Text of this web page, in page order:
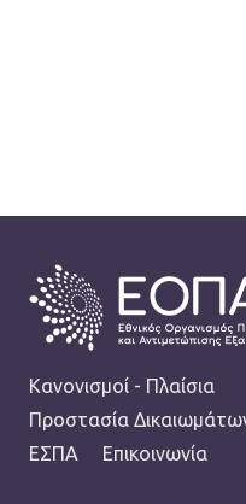
FOOTER
Κανονισμοί - Πλαίσια
Προστασία
ΕΣΠΑ
Επικοινωνία